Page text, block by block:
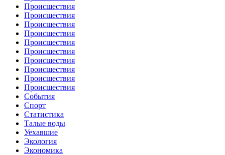
Происшествия
Происшествия
Происшествия
Происшествия
Происшествия
Происшествия
Происшествия
Происшествия
Происшествия
Происшествия
События
Спорт
Статистика
Талые воды
Уехавшие
Экология
Экономика